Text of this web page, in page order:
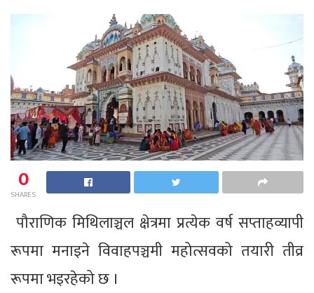
0
SHARES
पौराणिक मिथिलाञ्चल क्षेत्रमा प्रत्येक वर्ष सप्ताहव्यापी
रूपमा मनाइने विवाहपञ्चमी महोत्सवको तयारी तीव्र
रूपमा भइरहेको छ ।